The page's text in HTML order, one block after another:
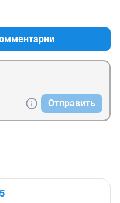
Отправить